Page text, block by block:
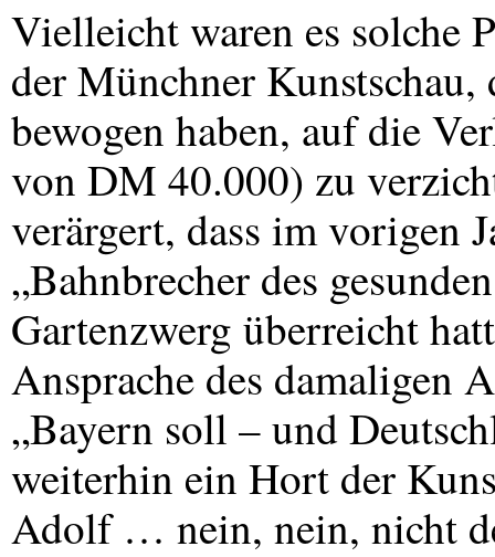
Vielleicht waren es solche
der Münchner
bewogen haben, auf die
von DM 40.000) zu
verärgert, dass im vorigen
„Bahnbrecher des
Gartenzwerg überreicht
Ansprache des damaligen
„Bayern soll – und
weiterhin ein Hort der
Adolf … nein, nein, nicht